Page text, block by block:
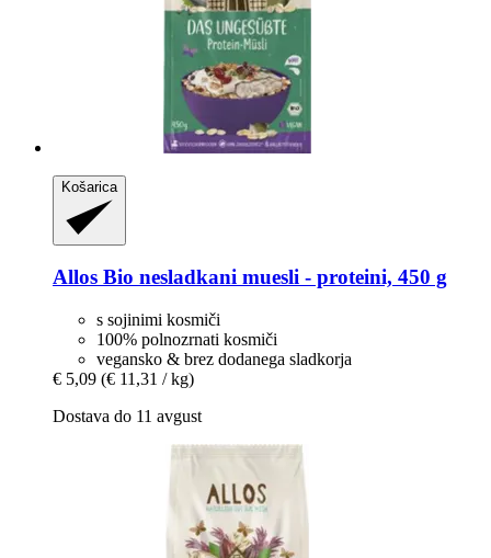
Košarica
Allos Bio nesladkani muesli -​ proteini, 450 g
s sojinimi kosmiči
100% polnozrnati kosmiči
vegansko & brez dodanega sladkorja
€ 5,09 (€ 11,31 / kg)
Dostava do 11 avgust